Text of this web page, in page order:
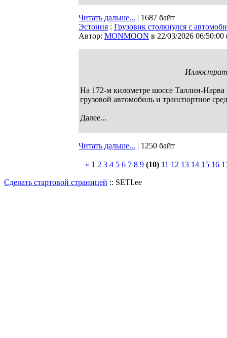
Читать дальше... | 1687 байт
Эстония : Грузовик столкнулся с
Автор: MONMOON в 22/03/2026 06:50:00
На 172-м километре шоссе Таллин-
грузовой автомобиль и транспортное
Далее...
Читать дальше... | 1250 байт
« 1 2 3 4 5 6 7 8 9 (10) 11 12 13 14 15 16
Сделать стартовой страницей :: SETI.ee